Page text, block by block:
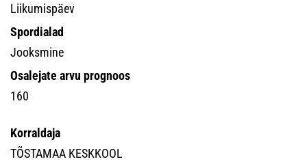
Liikumispäev
Spordialad
Jooksmine
Osalejate arvu prognoos
160
Korraldaja
TÕSTAMAA KESKKOOL